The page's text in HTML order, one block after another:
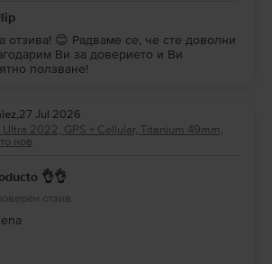
отзива! 😊 Радваме се, че сте доволни
Ви за доверието и Ви
ползване!
,27 Jul 2026
2022, GPS + Cellular, Titanium 49mm,
нов
👌👌
отзив